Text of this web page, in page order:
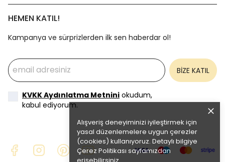
Alışveriş deneyiminizi iyileştirmek için
yasal düzenlemelere uygun çerezler
(cookies) kullanıyoruz. Detaylı bilgiye
Çerez Politikası sayfamızdan
HEMEN KATIL!
Kampanya ve sürprizlerden ilk sen haberdar ol!
BİZE KATIL
KVKK Aydınlatma Metnini okudum,
kabul ediyorum.